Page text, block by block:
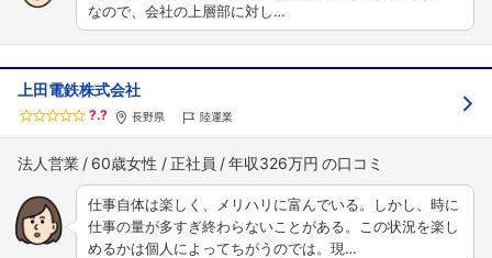
なので、会社の上層部に対し…
上田電鉄株式会社
?.? 長野県 陸運業
法人営業 60歳女性 正社員 年収326万円
仕事自体は楽しく、メリハリに富んでいる。しかし、時に
仕事の量が多すぎ終わらないことがある。この状況を楽し
めるかは個人によってちがうのでは。現…